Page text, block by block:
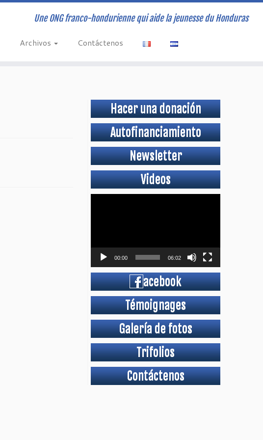
Une ONG franco-hondurienne qui aide la jeunesse du Honduras
Archivos Contáctenos
Hacer una donación
Autofinanciamiento
Newsletter
Videos
00:00 06:02
acebook
Témoignages
Galería de fotos
Trifolios
Contáctenos